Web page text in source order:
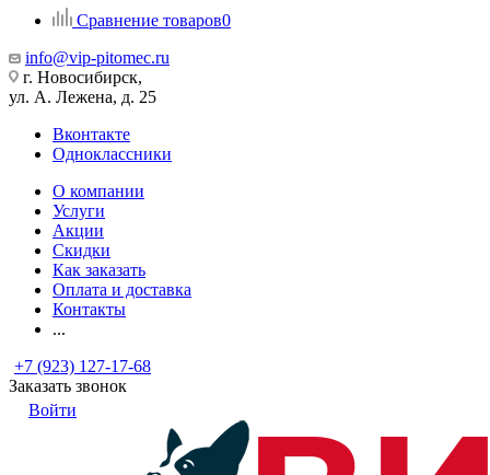
Сравнение товаров0
info@vip-pitomec.ru
г. Новосибирск,
ул. А. Лежена, д. 25
Вконтакте
Одноклассники
О компании
Услуги
Акции
Скидки
Как заказать
Оплата и доставка
Контакты
...
+7 (923) 127-17-68
Заказать звонок
Войти